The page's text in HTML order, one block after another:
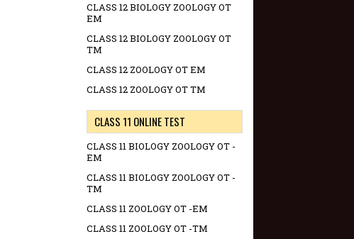
CLASS 12 BIOLOGY ZOOLOGY OT
EM
CLASS 12 BIOLOGY ZOOLOGY OT
TM
CLASS 12 ZOOLOGY OT EM
CLASS 12 ZOOLOGY OT TM
CLASS 11 ONLINE TEST
CLASS 11 BIOLOGY ZOOLOGY OT -
EM
CLASS 11 BIOLOGY ZOOLOGY OT -
TM
CLASS 11 ZOOLOGY OT -EM
CLASS 11 ZOOLOGY OT -TM